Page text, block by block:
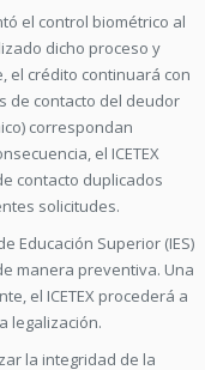
el control biométrico al
dicho proceso y
el crédito continuará con
de contacto del deudor
correspondan
el ICETEX
contacto duplicados
solicitudes.
Educación Superior (IES)
manera preventiva. Una
el ICETEX procederá a
legalización.
la integridad de la